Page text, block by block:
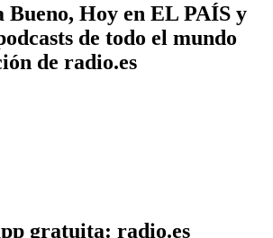
Bueno, Hoy en EL PAÍS y
de todo el mundo
de radio.es
gratuita: radio.es